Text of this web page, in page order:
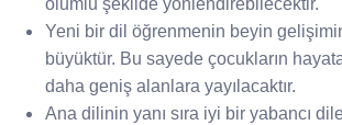
Yeni bir dil öğrenmenin beyin
büyüktür. Bu sayede çocukların hayata
daha geniş alanlara yayılacaktır.
Ana dilinin yanı sıra iyi bir yabancı